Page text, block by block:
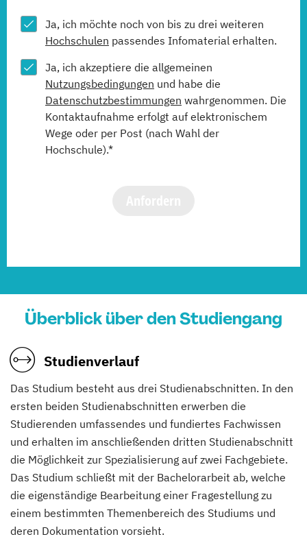
Ja, ich möchte noch von bis zu drei weiteren
Hochschulen passendes Infomaterial erhalten.
Ja, ich akzeptiere die allgemeinen
Nutzungsbedingungen und habe die
Datenschutzbestimmungen wahrgenommen. Die
Kontaktaufnahme erfolgt auf elektronischem
Wege oder per Post (nach Wahl der
Hochschule).*
Überblick über den Studiengang
Studienverlauf
Das Studium besteht aus drei Studienabschnitten. In den
ersten beiden Studienabschnitten erwerben die
Studierenden umfassendes und fundiertes Fachwissen
und erhalten im anschließenden dritten Studienabschnitt
die Möglichkeit zur Spezialisierung auf zwei Fachgebiete.
Das Studium schließt mit der Bachelorarbeit ab, welche
die eigenständige Bearbeitung einer Fragestellung zu
einem bestimmten Themenbereich des Studiums und
deren Dokumentation vorsieht.